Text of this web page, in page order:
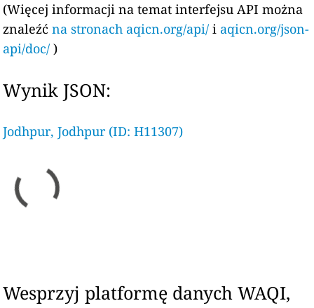
(Więcej informacji na temat interfejsu API można
znaleźćna stronach aqicn.org/api/ i aqicn.org/json-
api/doc/ )
Wynik JSON:
Jodhpur, Jodhpur (ID: H11307)
Wesprzyj platformę danych WAQI,